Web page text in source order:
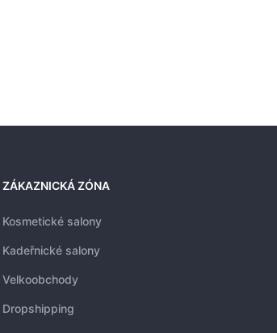
ZÁKAZNICKÁ ZÓNA
Kosmetické salony
Kadeřnické salony
Velkoobchody
Dropshipping